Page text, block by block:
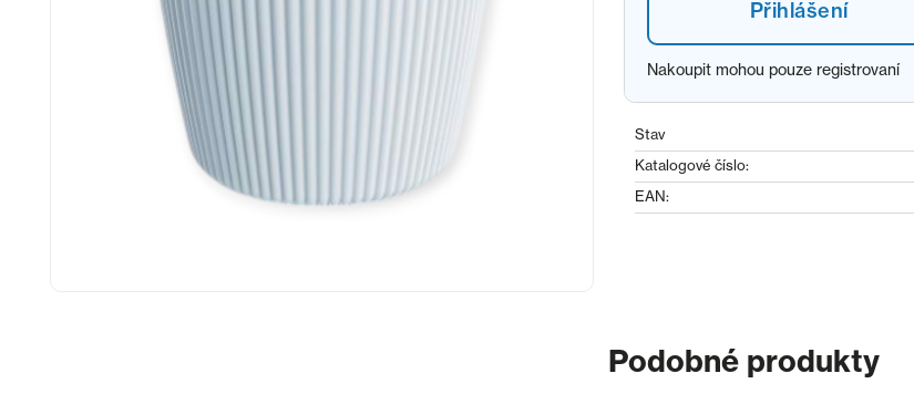
Přihlášení
Nakoupit mohou pouze registrovaní
Stav
Katalogové číslo:
EAN:
Podobné produkty